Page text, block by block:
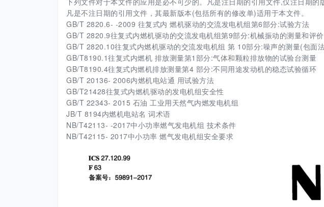
凡是不注日期的引用文件，其最新版本(包括所有的修改单)适用于本文件。
GB/T 2820.6- -2009 往复式内 燃机驱动的交流发电机组第6部分:试验方法
GB/T 2820.9往复式内燃机驱动的交流发电机组第9部分:机械振动的测量和评价
GB/T 2820.10往复式内燃机驱动的交流发电机组 第 10部分:噪声的测量(包面
GB/T8190.1往复式内燃机 排放测量第1部分:气体和颗粒排放物的试验台测量
GB/T8190.4往复式内燃机排放测量第4 部分:不同用途发动机的稳态试验循环
GB/T 20136- 2006内燃机电站通 用试验方法
GB/T21428往复式内燃机驱动的发电机组安全性
GB/T 22343- 2015 石油 工业用天然气内燃发电机组
JB/T 8194内燃机电站名 词术语
NB/T42113- -2017中小功率燃气发电机组 技术条件
NB/T42115- 2017中小功率 燃气发电机组安全要求